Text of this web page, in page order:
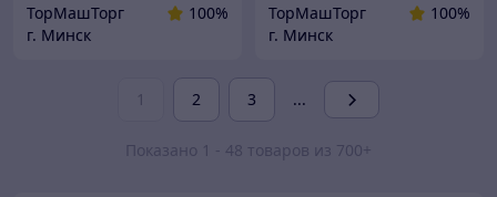
ТорМашТорг
100%
г. Минск
ТорМашТорг
100%
г. Минск
1 2 3 ...
Показано 1 - 48 товаров из 700+